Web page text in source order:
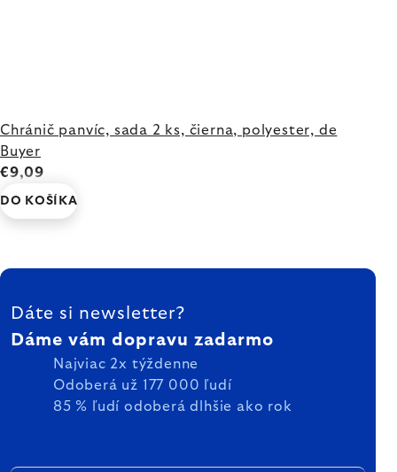
Chránič panvíc, sada 2 ks, čierna, polyester, de
Buyer
€9,09
DO KOŠÍKA
ZÁPÄTIE
Dáte si newsletter?
Dáme vám dopravu zadarmo
Najviac 2x týždenne
Odoberá už 177 000 ľudí
85 % ľudí odoberá dlhšie ako rok